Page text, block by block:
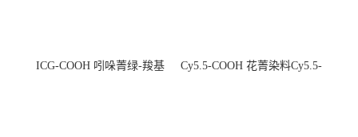
ICG-COOH 吲哚菁绿-羧基
Cy5.5-COOH 花菁染料Cy5.5-